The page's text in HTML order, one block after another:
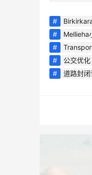
Mellieha
公交优化
道路封